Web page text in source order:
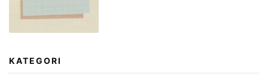
KATEGORI